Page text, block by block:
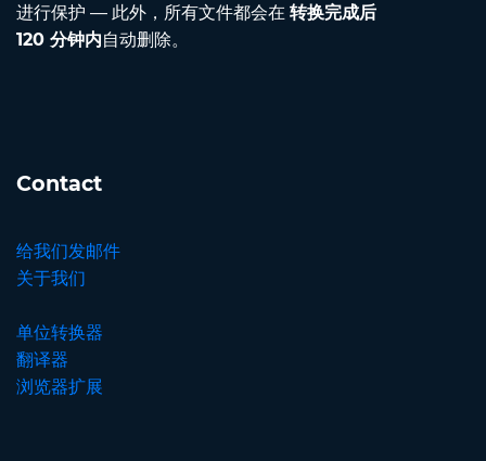
进行保护 — 此外，所有文件都会在 转换完成后
120 分钟内自动删除。
Contact
给我们发邮件
关于我们
单位转换器
翻译器
浏览器扩展